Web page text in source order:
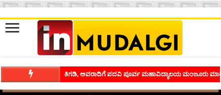
ಶಿವಾಪುರದಲ್ಲಿ ಕವಿಗೋಷ್ಠಿಯ ಸಂಭ್ರಮ ಭಾವನೆಗಳನ್ನು ಕಟ್ಟಿಕೊಡುವ